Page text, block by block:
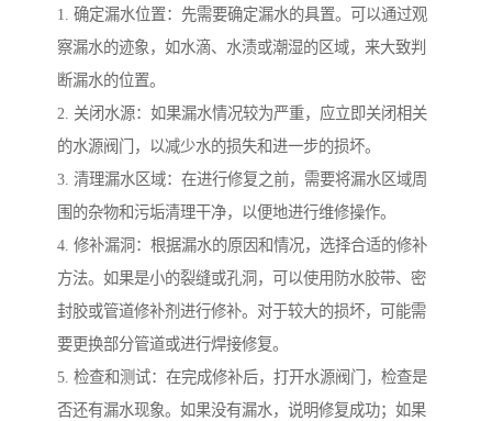
1. 确定漏水位置：先需要确定漏水的具置。可以通过观
察漏水的迹象，如水滴、水渍或潮湿的区域，来大致判
断漏水的位置。
2. 关闭水源：如果漏水情况较为严重，应立即关闭相关
的水源阀门，以减少水的损失和进一步的损坏。
3. 清理漏水区域：在进行修复之前，需要将漏水区域周
围的杂物和污垢清理干净，以便地进行维修操作。
4. 修补漏洞：根据漏水的原因和情况，选择合适的修补
方法。如果是小的裂缝或孔洞，可以使用防水胶带、密
封胶或管道修补剂进行修补。对于较大的损坏，可能需
要更换部分管道或进行焊接修复。
5. 检查和测试：在完成修补后，打开水源阀门，检查是
否还有漏水现象。如果没有漏水，说明修复成功；如果